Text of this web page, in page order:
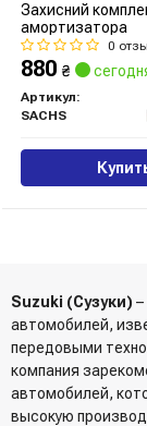
Захисний
амортизатора
0
880 ₴
Артикул:
SACHS
Suzuki (Сузуки)
автомобилей,
передовыми
компания
автомобилей,
высокую